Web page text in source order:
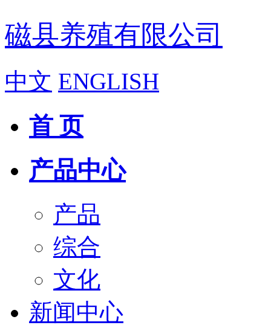
磁县养殖有限公司
中文 ENGLISH
首 页
产品中心
产品
综合
文化
新闻中心